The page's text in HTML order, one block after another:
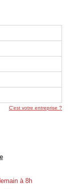
C'est votre entreprise ?
à 8h